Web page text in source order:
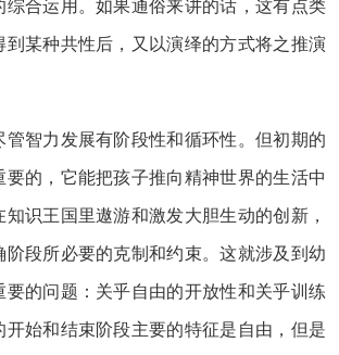
综合运用。如果通俗来讲的话，这有点类
到某种共性后，又以演绎的方式将之推演
管智力发展有阶段性和循环性。但初期的
要的，它能把孩子推向精神世界的生活中
识王国里遨游和激发大胆生动的创新，
阶段所必要的克制和约束。这就涉及到幼
要的问题：关乎自由的开放性和关乎训练
开始和结束阶段主要的特征是自由，但是